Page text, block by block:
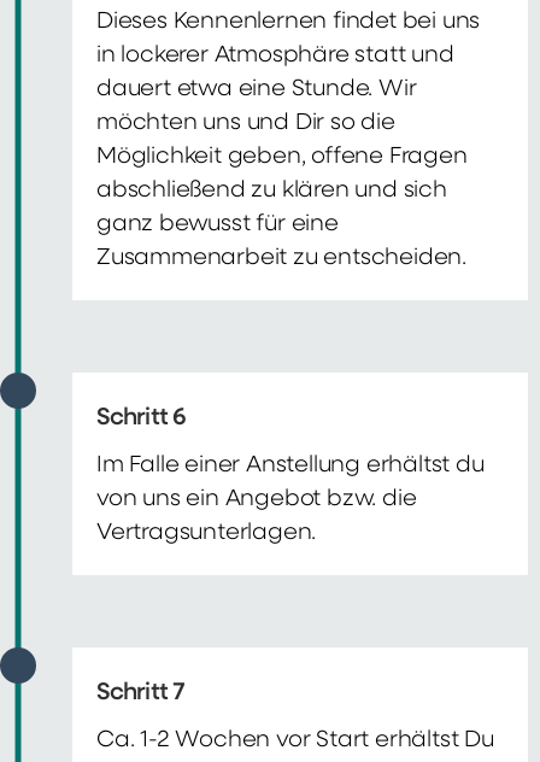
Dieses Kennenlernen findet bei uns
in lockerer Atmosphäre statt und
dauert etwa eine Stunde. Wir
möchten uns und Dir so die
Möglichkeit geben, offene Fragen
abschließend zu klären und sich
ganz bewusst für eine
Zusammenarbeit zu entscheiden.
Schritt 6
Im Falle einer Anstellung erhältst du
von uns ein Angebot bzw. die
Vertragsunterlagen.
Schritt 7
Ca. 1-2 Wochen vor Start erhältst Du